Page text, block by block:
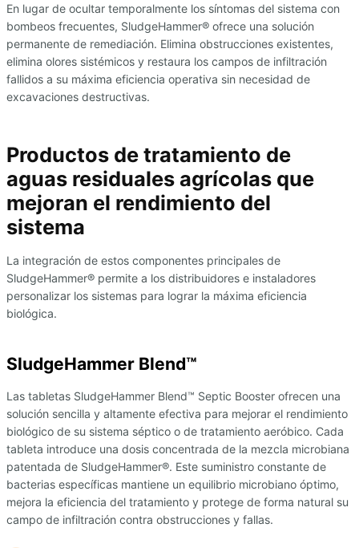
En lugar de ocultar temporalmente los síntomas del sistema con
bombeos frecuentes, SludgeHammer® ofrece una solución
permanente de remediación. Elimina obstrucciones existentes,
elimina olores sistémicos y restaura los campos de infiltración
fallidos a su máxima eficiencia operativa sin necesidad de
excavaciones destructivas.
Productos de tratamiento de
aguas residuales agrícolas que
mejoran el rendimiento del
sistema
La integración de estos componentes principales de
SludgeHammer® permite a los distribuidores e instaladores
personalizar los sistemas para lograr la máxima eficiencia
biológica.
SludgeHammer Blend™
Las tabletas SludgeHammer Blend™ Septic Booster ofrecen una
solución sencilla y altamente efectiva para mejorar el rendimiento
biológico de su sistema séptico o de tratamiento aeróbico. Cada
tableta introduce una dosis concentrada de la mezcla microbiana
patentada de SludgeHammer®. Este suministro constante de
bacterias específicas mantiene un equilibrio microbiano óptimo,
mejora la eficiencia del tratamiento y protege de forma natural su
campo de infiltración contra obstrucciones y fallas.